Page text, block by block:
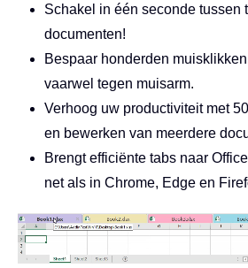
Schakel in één seconde tussen
documenten!
Bespaar honderden
vaarwel tegen muisarm.
Verhoog uw productiviteit met
en bewerken van meerdere
Brengt efficiënte tabs naar
net als in Chrome, Edge en